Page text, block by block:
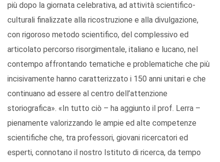
più dopo la giornata celebrativa, ad attività scientifico-
culturali finalizzate alla ricostruzione e alla divulgazione,
con rigoroso metodo scientifico, del complessivo ed
articolato percorso risorgimentale, italiano e lucano, nel
contempo affrontando tematiche e problematiche che più
incisivamente hanno caratterizzato i 150 anni unitari e che
continuano ad essere al centro dell’attenzione
storiografica». «In tutto ciò – ha aggiunto il prof. Lerra –
pienamente valorizzando le ampie ed alte competenze
scientifiche che, tra professori, giovani ricercatori ed
esperti, connotano il nostro Istituto di ricerca, da tempo